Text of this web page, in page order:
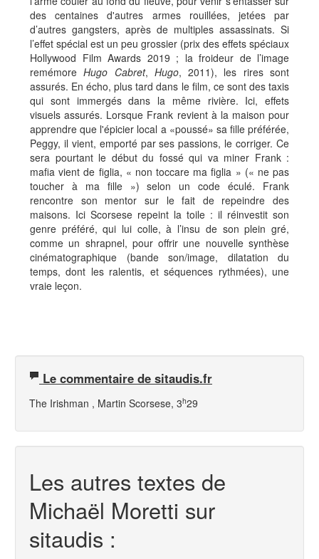
des centaines d'autres armes rouillées, jetées par
d’autres gangsters, après de multiples assassinats. Si
l’effet spécial est un peu grossier (prix des effets spéciaux
Hollywood Film Awards 2019 ; la froideur de l’image
remémoreHugo Cabret, Hugo, 2011), les rires sont
assurés. En écho, plus tard dans le film, ce sont des taxis
qui sont immergés dans la même rivière. Ici, effets
visuels assurés. Lorsque Frank revient à la maison pour
apprendre que l'épicier local a «poussé» sa fille préférée,
Peggy, il vient, emporté par ses passions, le corriger. Ce
sera pourtant le début du fossé qui va miner Frank :
mafia vient de figlia, « non toccare ma figlia » (« ne pas
toucher à ma fille ») selon un code éculé. Frank
rencontre son mentor sur le fait de repeindre des
maisons. Ici Scorsese repeint la toile : il réinvestit son
genre préféré, qui lui colle, à l’insu de son plein gré,
comme un shrapnel, pour offrir une nouvelle synthèse
cinématographique (bande son/image, dilatation du
temps, dont les ralentis, et séquences rythmées), une
vraie leçon.
Le commentaire de sitaudis.fr
The Irishman , Martin Scorsese, 3h29
Les autres textes de
Michaël Moretti sur
sitaudis :